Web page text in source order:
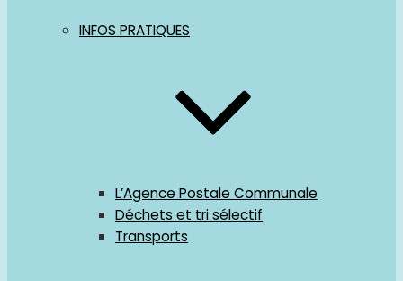
INFOS PRATIQUES
L’Agence Postale Communale
Déchets et tri sélectif
Transports